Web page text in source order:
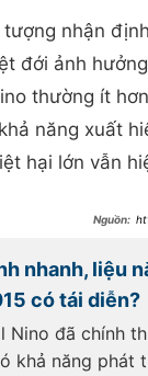
tượng nhận
đới ảnh
thường ít
năng xuất
hại lớn vẫn
nhanh, liệu
có tái diễn?
Nino đã chính
khả năng phát